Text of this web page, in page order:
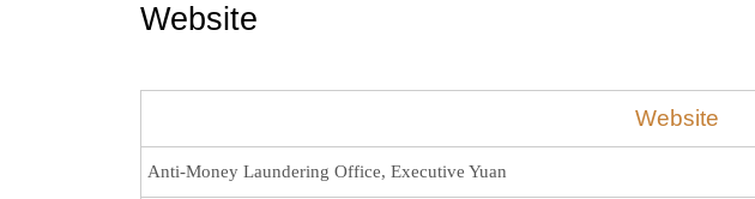
Website
Website
Anti-Money Laundering Office, Executive Yuan